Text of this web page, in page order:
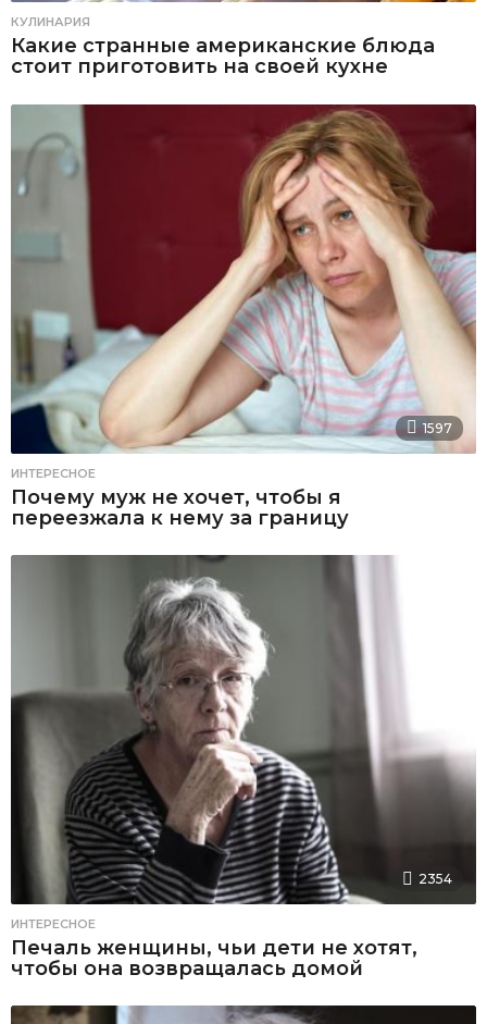
КУЛИНАРИЯ
Какие странные американские блюда
стоит приготовить на своей кухне
1597
ИНТЕРЕСНОЕ
Почему муж не хочет, чтобы я
переезжала к нему за границу
2354
ИНТЕРЕСНОЕ
Печаль женщины, чьи дети не хотят,
чтобы она возвращалась домой